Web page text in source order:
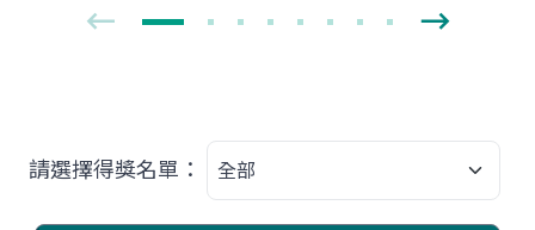
請選擇得獎名單：